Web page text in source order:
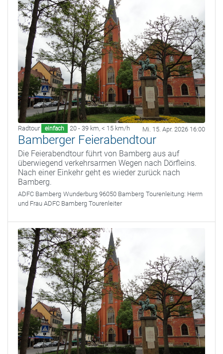
Radtour einfach 20 - 39 km, < 15 km/h Mi. 15. Apr. 2026 16:00
Bamberger Feierabendtour
Die Feierabendtour führt von Bamberg aus auf
überwiegend verkehrsarmen Wegen nach Dörfleins.
Nach einer Einkehr geht es wieder zurück nach
Bamberg.
ADFC Bamberg Wunderburg 96050 Bamberg Tourenleitung: Herrn
und Frau ADFC Bamberg Tourenleiter